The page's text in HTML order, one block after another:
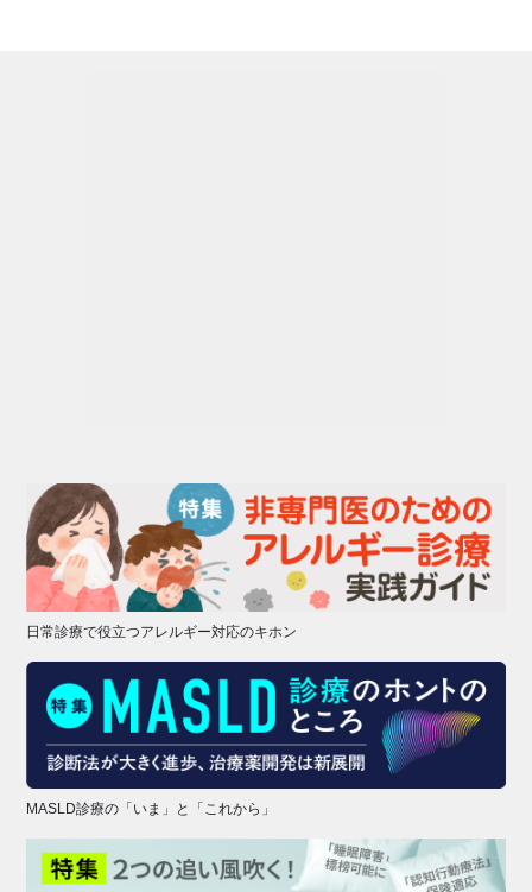
日常診療で役立つアレルギー対応のキホン
MASLD診療の「いま」と「これから」